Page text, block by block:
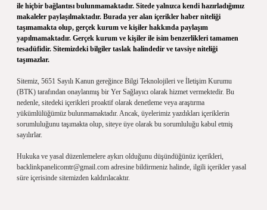
ile hiçbir bağlantısı bulunmamaktadır. Sitede yalnızca kendi hazırladığımız
makaleler paylaşılmaktadır. Burada yer alan içerikler haber niteliği
taşımamakta olup, gerçek kurum ve kişiler hakkında paylaşım
yapılmamaktadır. Gerçek kurum ve kişiler ile isim benzerlikleri tamamen
tesadüfidir. Sitemizdeki bilgiler taslak halindedir ve tavsiye niteliği
taşımazlar.
Sitemiz, 5651 Sayılı Kanun gereğince Bilgi Teknolojileri ve İletişim Kurumu
(BTK) tarafından onaylanmış bir Yer Sağlayıcı olarak hizmet vermektedir. Bu
nedenle, sitedeki içerikleri proaktif olarak denetleme veya araştırma
yükümlülüğümüz bulunmamaktadır. Ancak, üyelerimiz yazdıkları içeriklerin
sorumluluğunu taşımakta olup, siteye üye olarak bu sorumluluğu kabul etmiş
sayılırlar.
Hukuka ve yasal düzenlemelere aykırı olduğunu düşündüğünüz içerikleri,
backlinkpanelicomtr@gmail.com adresine bildirmeniz halinde, ilgili içerikler yasal
süre içerisinde sitemizden kaldırılacaktır.